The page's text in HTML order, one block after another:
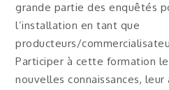
grande partie des enquêtés
l’installation en tant que
producteurs/
Participer à cette formation
nouvelles connaissances,